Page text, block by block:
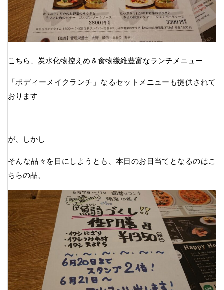
こちら、炭水化物控えめ＆食物繊維豊富なランチメニュー
「ボディーメイクランチ」なるセットメニューも提供されて
おります
が、しかし
そんな品々を目にしようとも、本日のお目当てとなるのはこ
ちらの品、